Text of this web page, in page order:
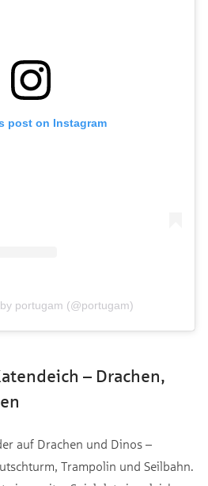
post on Instagram
portugam (@portugam)
– Drachen,
auf Drachen und Dinos –
Trampolin und Seilbahn.